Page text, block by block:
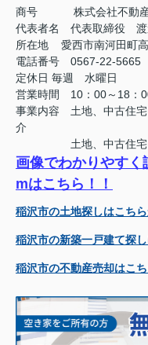
商号
株式会社不動産
代表者名 代表取締役
所在地 愛西市南河田町
電話番号 0567-22-5665
定休日 毎週 水曜日
営業時間 10：00～18：
事業内容 土地、中古住宅
介
土地、中古住宅、
画像でわかりやす
mはこちら！！
稲沢市の土地探しはこちら
稲沢市の新築一戸建て探
稲沢市の不動産売却はこち